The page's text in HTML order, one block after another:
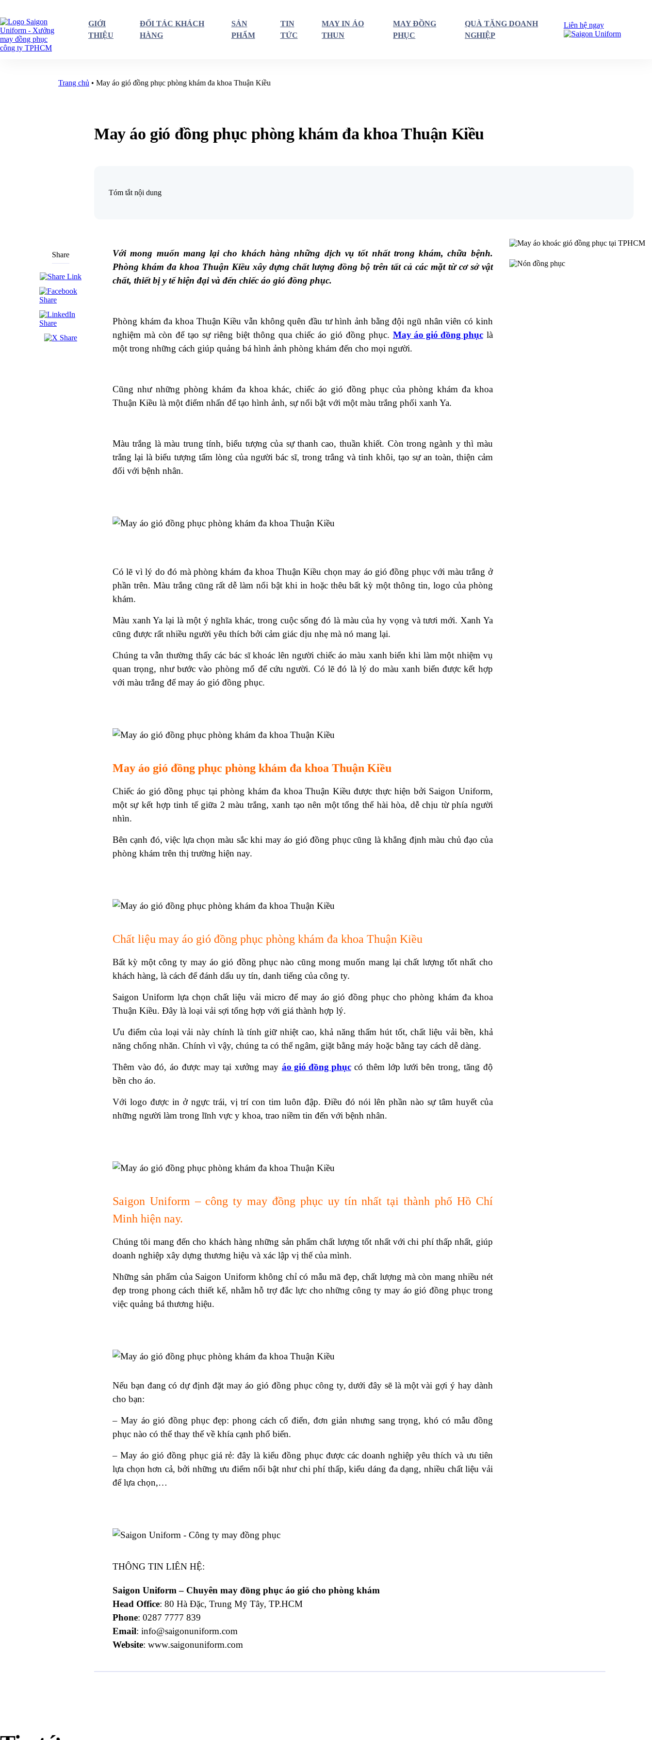
GIỚI
THIỆU
ĐỐI TÁC KHÁCH
HÀNG
SẢN
PHẨM
TIN
TỨC
MAY IN ÁO
THUN
MAY ĐỒNG
PHỤC
QUÀ TẶNG DOANH
NGHIỆP
Liên hệ ngay
Trang chủ • May áo gió đồng phục phòng khám đa khoa Thuận Kiều
May áo gió đồng phục phòng khám đa khoa Thuận Kiều
Tóm tắt nội dung
Share
Với mong muốn mang lại cho khách hàng những dịch vụ tốt nhất trong khám, chữa bệnh.
Phòng khám đa khoa Thuận Kiều xây dựng chất lượng đồng bộ trên tất cả các mặt từ cơ sở vật
chất, thiết bị y tế hiện đại và đến chiếc áo gió đồng phục.
Phòng khám đa khoa Thuận Kiều vẫn không quên đầu tư hình ảnh bằng đội ngũ nhân viên có kinh
nghiệm mà còn để tạo sự riêng biệt thông qua chiếc áo gió đồng phục. May áo gió đồng phụclà
một trong những cách giúp quảng bá hình ảnh phòng khám đến cho mọi người.
Cũng như những phòng khám đa khoa khác, chiếc áo gió đồng phục của phòng khám đa khoa
Thuận Kiều là một điểm nhấn để tạo hình ảnh, sự nổi bật với một màu trắng phối xanh Ya.
Màu trắng là màu trung tính, biểu tượng của sự thanh cao, thuần khiết. Còn trong ngành y thì màu
trắng lại là biểu tượng tấm lòng của người bác sĩ, trong trắng và tinh khôi, tạo sự an toàn, thiện cảm
đối với bệnh nhân.
Có lẽ vì lý do đó mà phòng khám đa khoa Thuận Kiều chọn may áo gió đồng phục với màu trắng ở
phần trên. Màu trắng cũng rất dễ làm nổi bật khi in hoặc thêu bất kỳ một thông tin, logo của phòng
khám.
Màu xanh Ya lại là một ý nghĩa khác, trong cuộc sống đó là màu của hy vọng và tươi mới. Xanh Ya
cũng được rất nhiều người yêu thích bởi cảm giác dịu nhẹ mà nó mang lại.
Chúng ta vẫn thường thấy các bác sĩ khoác lên người chiếc áo màu xanh biển khi làm một nhiệm vụ
quan trọng, như bước vào phòng mổ để cứu người. Có lẽ đó là lý do màu xanh biển được kết hợp
với màu trắng để may áo gió đồng phục.
May áo gió đồng phục phòng khám đa khoa Thuận Kiều
Chiếc áo gió đồng phục tại phòng khám đa khoa Thuận Kiều được thực hiện bởi Saigon Uniform,
một sự kết hợp tinh tế giữa 2 màu trắng, xanh tạo nên một tổng thể hài hòa, dễ chịu từ phía người
nhìn.
Bên cạnh đó, việc lựa chọn màu sắc khi may áo gió đồng phục cũng là khẳng định màu chủ đạo của
phòng khám trên thị trường hiện nay.
Chất liệu may áo gió đồng phục phòng khám đa khoa Thuận Kiều
Bất kỳ một công ty may áo gió đồng phục nào cũng mong muốn mang lại chất lượng tốt nhất cho
khách hàng, là cách để đánh dấu uy tín, danh tiếng của công ty.
Saigon Uniform lựa chọn chất liệu vải micro để may áo gió đồng phục cho phòng khám đa khoa
Thuận Kiều. Đây là loại vải sợi tổng hợp với giá thành hợp lý.
Ưu điểm của loại vải này chính là tính giữ nhiệt cao, khả năng thấm hút tốt, chất liệu vải bền, khả
năng chống nhăn. Chính vì vậy, chúng ta có thể ngâm, giặt bằng máy hoặc bằng tay cách dễ dàng.
Thêm vào đó, áo được may tại xưởng may áo gió đồng phụccó thêm lớp lưới bên trong, tăng độ
bền cho áo.
Với logo được in ở ngực trái, vị trí con tim luôn đập. Điều đó nói lên phần nào sự tâm huyết của
những người làm trong lĩnh vực y khoa, trao niềm tin đến với bệnh nhân.
Saigon Uniform – công ty may đồng phục uy tín nhất tại thành phố Hồ Chí
Minh hiện nay.
Chúng tôi mang đến cho khách hàng những sản phẩm chất lượng tốt nhất với chi phí thấp nhất, giúp
doanh nghiệp xây dựng thương hiệu và xác lập vị thế của mình.
Những sản phẩm của Saigon Uniform không chỉ có mẫu mã đẹp, chất lượng mà còn mang nhiều nét
đẹp trong phong cách thiết kế, nhằm hỗ trợ đắc lực cho những công ty may áo gió đồng phục trong
việc quảng bá thương hiệu.
Nếu bạn đang có dự định đặt may áo gió đồng phục công ty, dưới đây sẽ là một vài gợi ý hay dành
cho bạn:
– May áo gió đồng phục đẹp: phong cách cổ điển, đơn giản nhưng sang trọng, khó có mẫu đồng
phục nào có thể thay thế về khía cạnh phổ biến.
– May áo gió đồng phục giá rẻ: đây là kiểu đồng phục được các doanh nghiệp yêu thích và ưu tiên
lựa chọn hơn cả, bởi những ưu điểm nổi bật như chi phí thấp, kiểu dáng đa dạng, nhiều chất liệu vải
để lựa chọn,…
THÔNG TIN LIÊN HỆ:
Saigon Uniform – Chuyên may đồng phục áo gió cho phòng khám
Head Office: 80 Hà Đặc, Trung Mỹ Tây, TP.HCM
Phone: 0287 7777 839
Email: info@saigonuniform.com
Website: www.saigonuniform.com